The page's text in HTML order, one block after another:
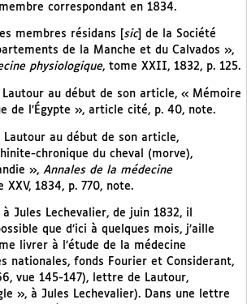
correspondant en 1834.
membres résidans [ sic] de la Société
de la Manche et du Calvados »,
physiologique, tome XXII, 1832, p. 125.
Lautour au début de son article, « Mémoire
de l’Égypte », article cité, p. 40, note.
Lautour au début de son article,
chronique du cheval (morve),
», Annales de la médecine
XXV, 1834, p. 770, note.
Jules Lechevalier, de juin 1832, il
que d’ici à quelques mois, j’aille
livrer à l’étude de la médecine
nationales, fonds Fourier et Considerant,
vue 145-147), lettre de Lautour,
», à Jules Lechevalier). Dans une lettre